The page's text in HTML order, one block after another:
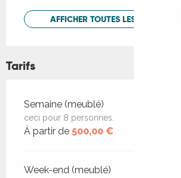
AFFICHER TOUTES LES
Tarifs
Tarifs 2026
Semaine (meublé)
ceci pour 8 personnes.
À partir de 500,00 €
Week-end (meublé)